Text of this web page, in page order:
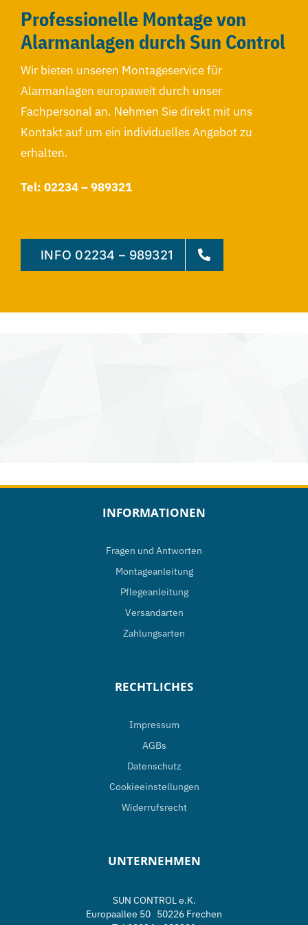
Professionelle Montage von
Alarmanlagen durch Sun Control
Wir bieten unseren Montageservice für
Alarmanlagen europaweit durch unser
Fachpersonal an. Nehmen Sie direkt mit uns
Kontakt auf um ein individuelles Angebot zu
erhalten.
Tel: 02234 – 989321
INFO 02234 – 989321
INFORMATIONEN
Fragen und Antworten
Montageanleitung
Pflegeanleitung
Versandarten
Zahlungsarten
RECHTLICHES
Impressum
AGBs
Datenschutz
Cookieeinstellungen
Widerrufsrecht
UNTERNEHMEN
SUN CONTROL e.K.
Europaallee 50 50226 Frechen